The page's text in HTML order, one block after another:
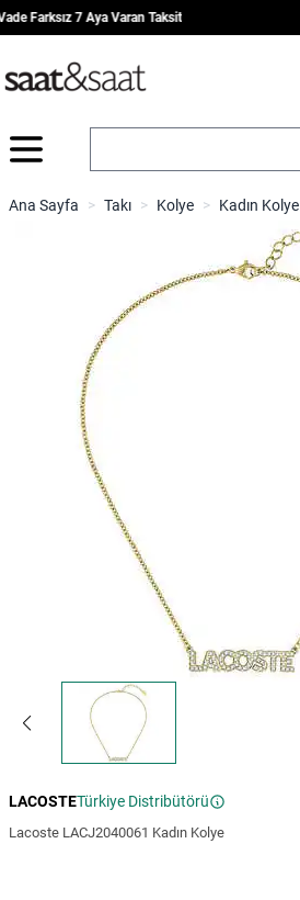
Farksız 7 Aya Varan Taksit
İçeriğe geç
Ana Sayfa > Takı > Kolye > Kadın Kolye
LACOSTETürkiye Distribütörü
Lacoste LACJ2040061 Kadın Kolye